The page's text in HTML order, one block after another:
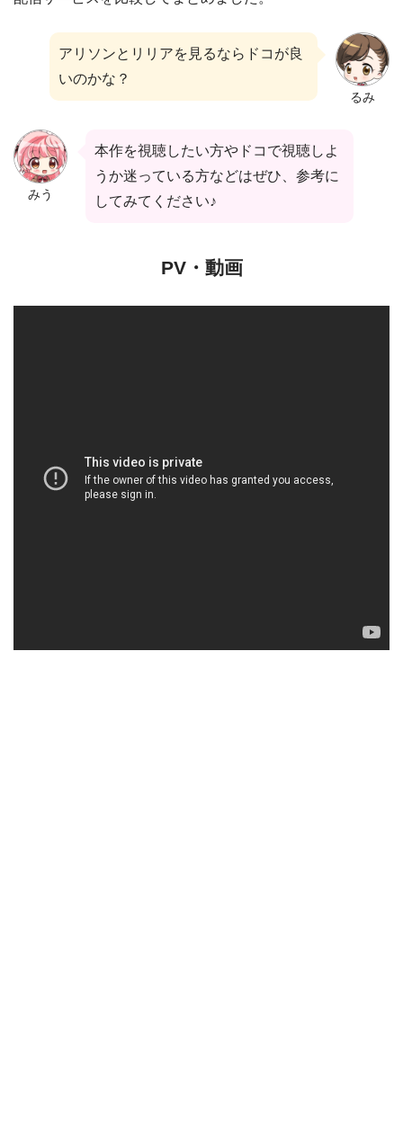
るみ
アリソンとリリアを見るならドコが良
いのかな？
みう
本作を視聴したい方やドコで視聴しよ
うか迷っている方などはぜひ、参考に
してみてください♪
PV・動画